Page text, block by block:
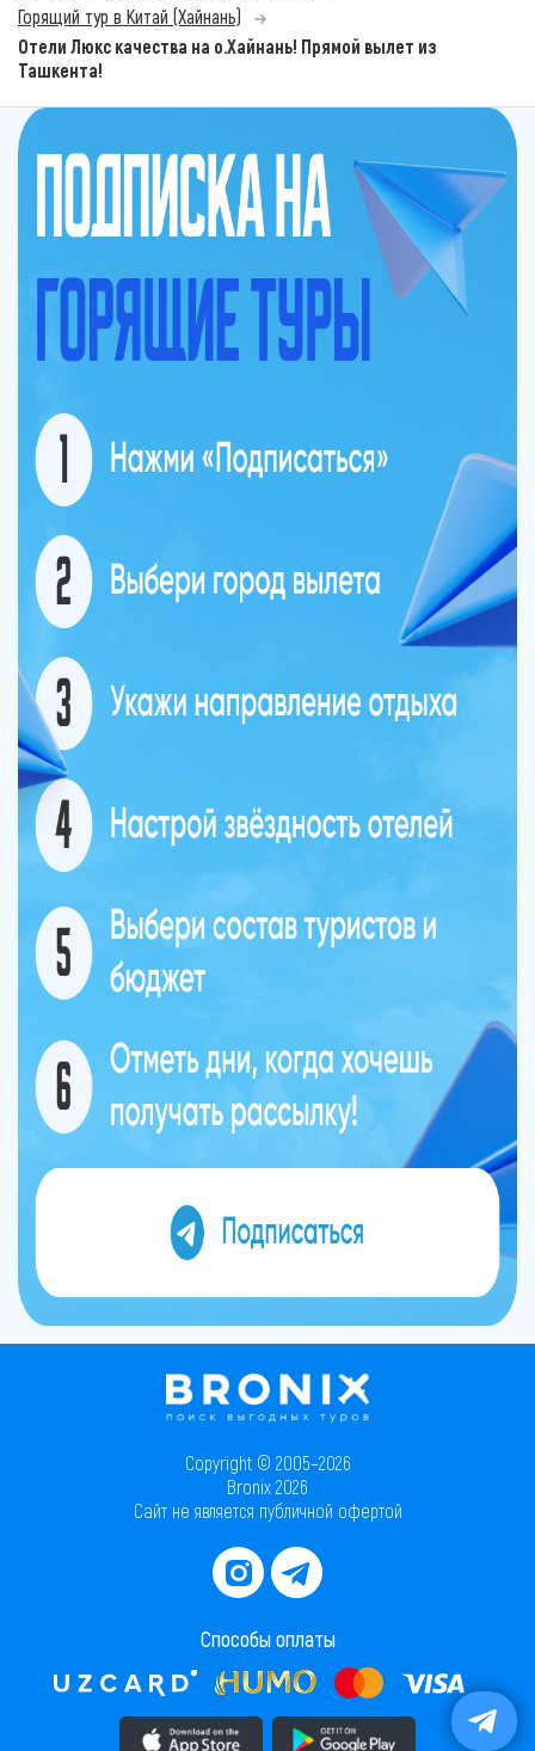
Горящий тур в Китай (Хайнань)
Отели Люкс качества на о.Хайнань! Прямой вылет из
Ташкента!
Copyright © 2005–2026
Bronix 2026
Сайт не является публичной офертой
Способы оплаты
Скачать приложение в AppStore Скачать приложение в PlayMarket